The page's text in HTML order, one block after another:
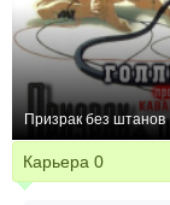
Призрак без штанов
Карьера 0